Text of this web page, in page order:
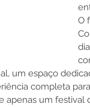
O
um espaço
completa
apenas um